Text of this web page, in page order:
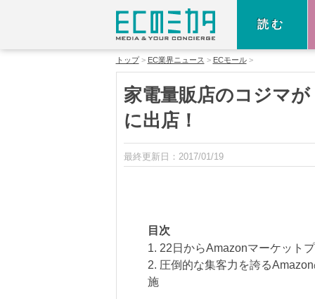
読む
トップ EC業界ニュース ECモール
家電量販店のコジマ
に出店！
最終更新日： 2017/01/19
目次
1. 22日からAmazonマーケット
2. 圧倒的な集客力を誇る
施